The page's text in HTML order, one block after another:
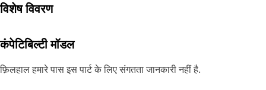
tasks. The tool helps maintain alignment during removal,
components can be detached stably and predictably.
Attributes:
विशेष विवरण
कंपेटिबिल्टी मॉडल
फ़िलहाल हमारे पास इस पार्ट के लिए संगतता जानकारी नहीं है.